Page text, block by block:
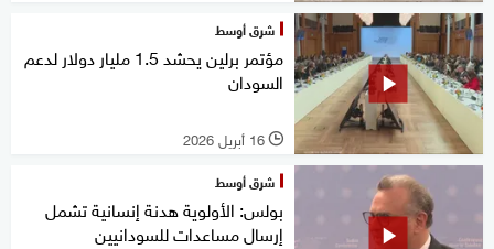
شرق أوسط
مؤتمر برلين يحشد 1.5 مليار دولار لدعم
السودان
l 16 أبريل 2026
شرق أوسط
بولس: الأولوية هدنة إنسانية تشمل
إرسال مساعدات للسودانيين